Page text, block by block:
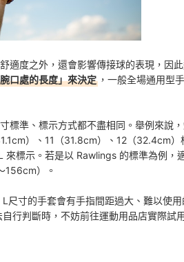
適度之外，還會影響傳接球的表現，因
口處的長度」來決定 ，一般全場通用型
標準、標示方式都不盡相同。舉例來說
）、11（31.8cm）、12（32.4cm
來標示。若是以 Rawlings 的標準為例
156cm）。
尺寸的手套會有手指間距過大、難以使用
自行判斷時，不妨前往運動用品店實際